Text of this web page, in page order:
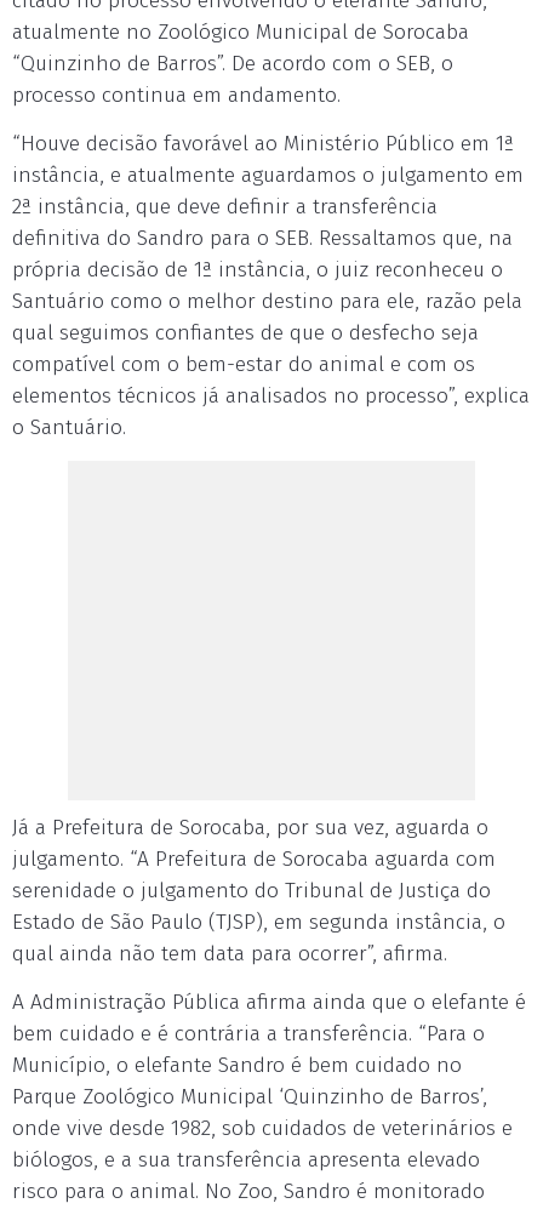
atualmente no Zoológico Municipal de Sorocaba
“Quinzinho de Barros”. De acordo com o SEB, o
processo continua em andamento.
“Houve decisão favorável ao Ministério Público em 1ª
instância, e atualmente aguardamos o julgamento em
2ª instância, que deve definir a transferência
definitiva do Sandro para o SEB. Ressaltamos que, na
própria decisão de 1ª instância, o juiz reconheceu o
Santuário como o melhor destino para ele, razão pela
qual seguimos confiantes de que o desfecho seja
compatível com o bem-estar do animal e com os
elementos técnicos já analisados no processo”, explica
o Santuário.
Já a Prefeitura de Sorocaba, por sua vez, aguarda o
julgamento. “A Prefeitura de Sorocaba aguarda com
serenidade o julgamento do Tribunal de Justiça do
Estado de São Paulo (TJSP), em segunda instância, o
qual ainda não tem data para ocorrer”, afirma.
A Administração Pública afirma ainda que o elefante é
bem cuidado e é contrária a transferência. “Para o
Município, o elefante Sandro é bem cuidado no
Parque Zoológico Municipal ‘Quinzinho de Barros’,
onde vive desde 1982, sob cuidados de veterinários e
biólogos, e a sua transferência apresenta elevado
risco para o animal. No Zoo, Sandro é monitorado